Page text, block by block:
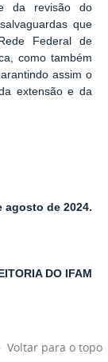
da revisão do
que
Federal de
como também
assim o
extensão e da
agosto de 2024.
DO IFAM
Voltar para o topo